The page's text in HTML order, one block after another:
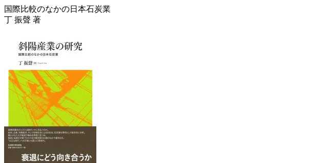
国際比較のなかの日本石炭業
丁 振聲 著